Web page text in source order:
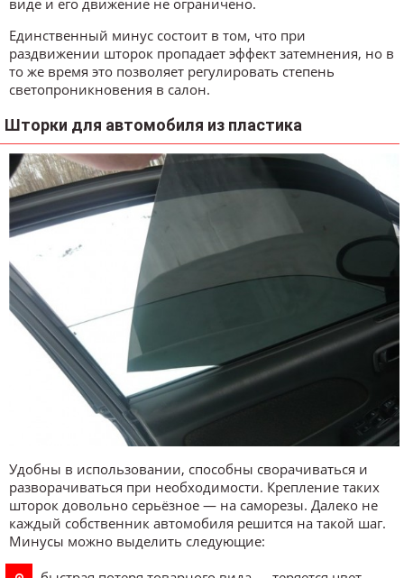
виде и его движение не ограничено.
Единственный минус состоит в том, что при
раздвижении шторок пропадает эффект затемнения, но в
то же время это позволяет регулировать степень
светопроникновения в салон.
Шторки для автомобиля из пластика
Удобны в использовании, способны сворачиваться и
разворачиваться при необходимости. Крепление таких
шторок довольно серьёзное — на саморезы. Далеко не
каждый собственник автомобиля решится на такой шаг.
Минусы можно выделить следующие: